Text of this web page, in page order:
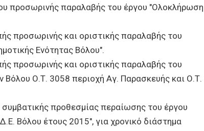
προσωρινής παραλαβής του έργου "Ολοκλήρωση
προσωρινής και οριστικής παραλαβής του
Ενότητας Βόλου".
προσωρινής και οριστικής παραλαβής του
Ο.Τ. 3058 περιοχή Αγ. Παρασκευής και Ο.Τ.
προθεσμίας περαίωσης του έργου
Βόλου έτους 2015", για χρονικό διάστημα